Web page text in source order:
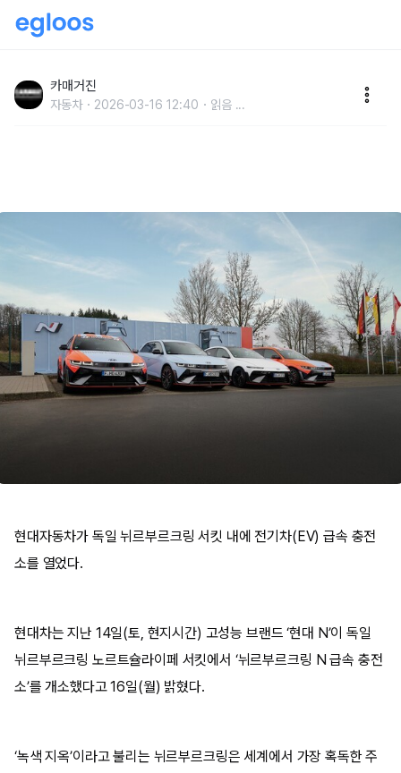
카매거진
자동차 2026-03-16 12:40 읽음 ...
현대자동차가 독일 뉘르부르크링 서킷 내에 전기차(EV) 급속 충전
소를 열었다.
현대차는 지난 14일(토, 현지시간) 고성능 브랜드 ‘현대 N’이 독일
뉘르부르크링 노르트슐라이페 서킷에서 ‘뉘르부르크링 N 급속 충전
소’를 개소했다고 16일(월) 밝혔다.
‘녹색 지옥’이라고 불리는 뉘르부르크링은 세계에서 가장 혹독한 주